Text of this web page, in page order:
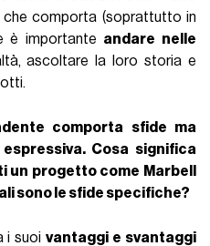
comporta (soprattutto in
è importante andare nelle
ascoltare la loro storia e
comporta sfide ma
Cosa significa
un progetto come Marbell
sono le sfide specifiche?
i suoivantaggi e svantaggi